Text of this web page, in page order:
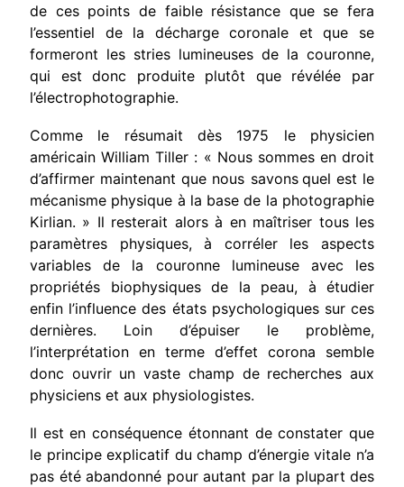
de ces points de faible résistance que se fera
l’essentiel de la décharge coro­nale et que se
formeront les stries lumineuses de la couronne,
qui est donc produite plutôt que révélée par
l’électrophotographie.
Comme le résumait dès 1975 le physicien
américain William Tiller : « Nous sommes en droit
d’affirmer maintenant que nous savons quel est le
mécanisme physique à la base de la photographie
Kir­lian. » Il resterait alors à en maîtriser tous les
paramètres physi­ques, à corréler les aspects
variables de la couronne lumineuse avec les
propriétés biophysiques de la peau, à étudier
enfin l’influence des états psychologiques sur ces
dernières. Loin d’épuiser le pro­blème,
l’interprétation en terme d’effet corona semble
donc ouvrir un vaste champ de recherches aux
physiciens et aux physiologistes.
Il est en conséquence étonnant de constater que
le principe expli­catif du champ d’énergie vitale n’a
pas été abandonné pour autant par la plupart des